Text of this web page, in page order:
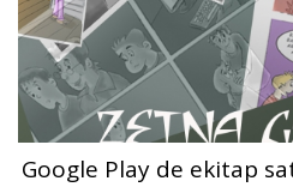
Google Play de ekitap